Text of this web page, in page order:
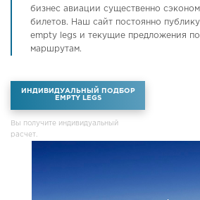
бизнес авиации существенно
билетов. Наш сайт постоянно
empty legs и текущие предложения
маршрутам.
ИНДИВИДУАЛЬНЫЙ ПОДБОР
EMPTY LEGS
Вы получите индивидуальный
расчет.